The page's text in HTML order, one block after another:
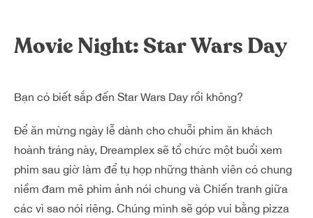
Dreamplex Lê Hiến Mai
Dreamplex Thái Hà
Vì sao nên chọn Dreamplex
Blog
Hợp tác
Movie Night: Star Wars Day
Bạn có biết sắp đến Star Wars Day rồi không?
Để ăn mừng ngày lễ dành cho chuỗi phim ăn khách
hoành tráng này, Dreamplex sẽ tổ chức một buổi xem
phim sau giờ làm để tụ họp những thành viên có chung
niềm đam mê phim ảnh nói chung và Chiến tranh giữa
các vì sao nói riêng. Chúng mình sẽ góp vui bằng pizza